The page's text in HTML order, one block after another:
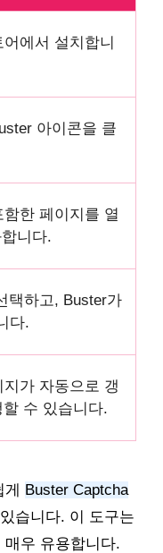
에서 설치합니
아이콘을 클
한 페이지를 열
니다.
택하고, Buster가
다.
가 자동으로 갱
수 있습니다.
Buster Captcha
습니다. 이 도구는
우 유용합니다.